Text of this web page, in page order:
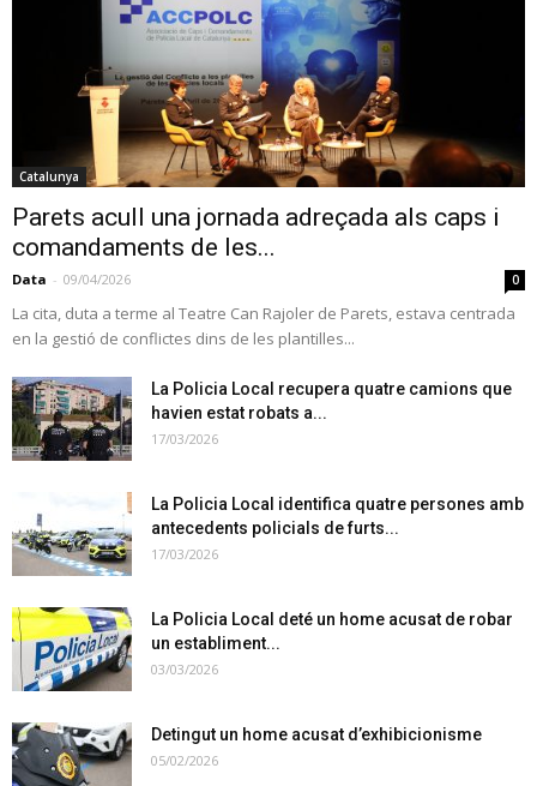
Catalunya
Parets acull una jornada adreçada als caps i
comandaments de les...
Data - 09/04/2026 0
La cita, duta a terme al Teatre Can Rajoler de Parets, estava centrada
en la gestió de conflictes dins de les plantilles...
La Policia Local recupera quatre camions que
havien estat robats a...
17/03/2026
La Policia Local identifica quatre persones amb
antecedents policials de furts...
17/03/2026
La Policia Local deté un home acusat de robar
un establiment...
03/03/2026
Detingut un home acusat d’exhibicionisme
05/02/2026